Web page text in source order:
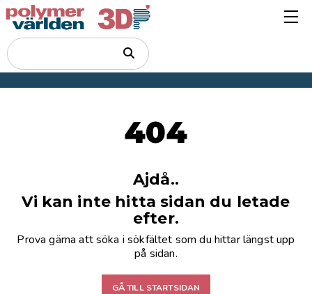
404
Ajdå..
Vi kan inte hitta sidan du letade
efter.
Prova gärna att söka i sökfältet som du hittar längst upp
på sidan.
GÅ TILL STARTSIDAN